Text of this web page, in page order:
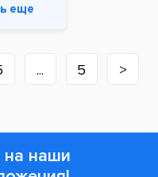
еще
... 5 >
на наши